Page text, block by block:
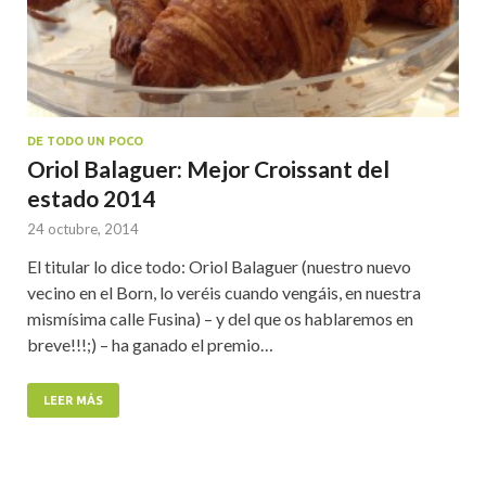
DE TODO UN POCO
Oriol Balaguer: Mejor Croissant del
estado 2014
24 octubre, 2014
El titular lo dice todo: Oriol Balaguer (nuestro nuevo
vecino en el Born, lo veréis cuando vengáis, en nuestra
mismísima calle Fusina) – y del que os hablaremos en
breve!!!;) – ha ganado el premio…
LEER MÁS